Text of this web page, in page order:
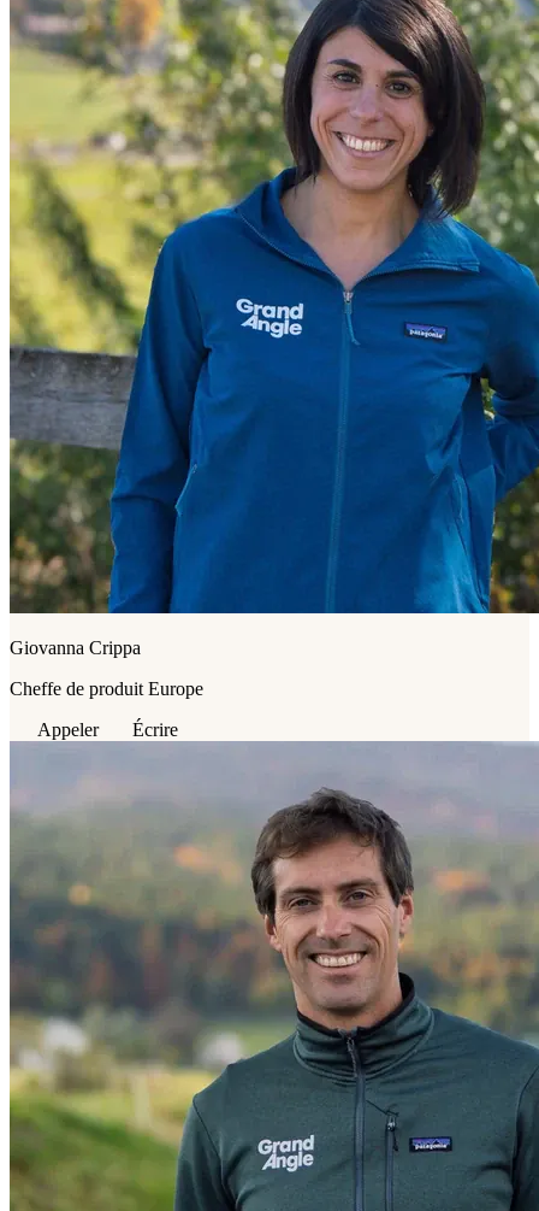
Giovanna Crippa
Cheffe de produit Europe
Appeler
Écrire